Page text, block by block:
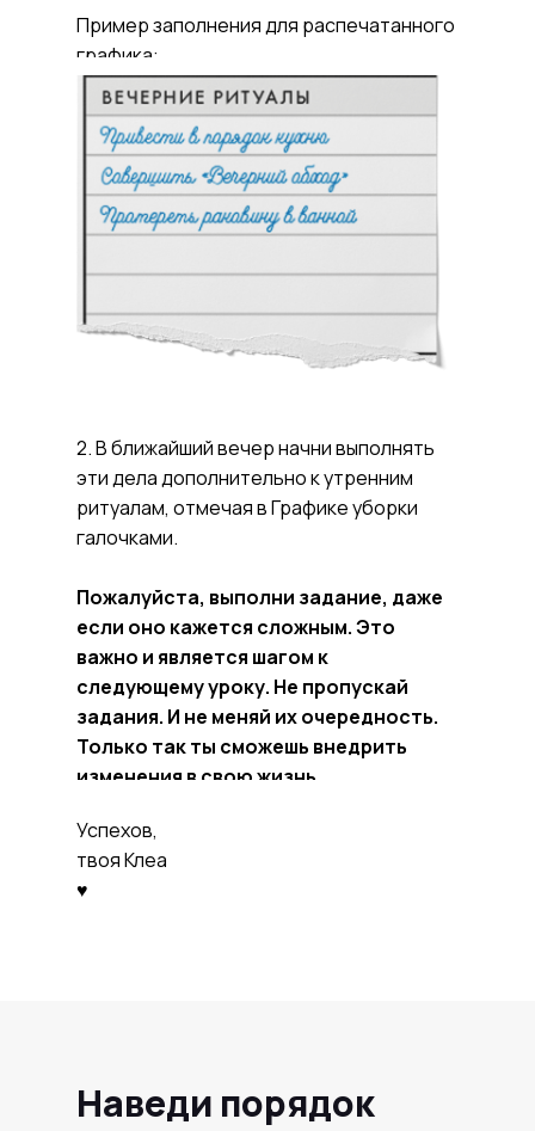
Пример заполнения для распечатанного
графика:
2. В ближайший вечер начни выполнять
эти дела дополнительно к утренним
ритуалам, отмечая в Графике уборки
галочками.
Пожалуйста, выполни задание, даже
если оно кажется сложным. Это
важно и является шагом к
следующему уроку. Не пропускай
задания. И не меняй их очередность.
Только так ты сможешь внедрить
изменения в свою жизнь.
Успехов,
твоя Клеа
♥
Наведи порядок
Я Клеа, твой персональный